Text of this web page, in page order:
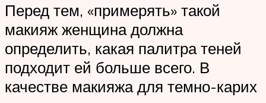
Перед тем, «примерять» такой
макияж женщина должна
определить, какая палитра теней
подходит ей больше всего. В
качестве макияжа для темно-карих